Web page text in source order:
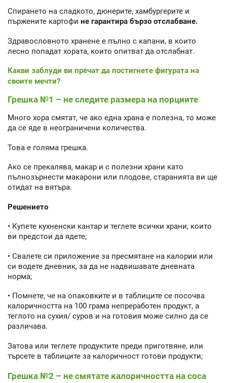
Спирането на сладкото, дюнерите, хамбургерите и
пържените картофи не гарантира бързо отслабване.
Здравословното хранене е пълно с капани, в които
лесно попадат хората, които опитват да отслабнат.
Какви заблуди ви пречат да постигнете фигурата на
своите мечти?
Грешка №1 – не следите размера на порциите
Много хора смятат, че ако една храна е полезна, то може
да се яде в неограничени количества.
Това е голяма грешка.
Ако се прекалява, макар и с полезни храни като
пълнозърнести макарони или плодове, старанията ви ще
отидат на вятъра.
Решението
• Купете кухненски кантар и теглете всички храни, които
ви предстои да ядете;
• Свалете си приложение за пресмятане на калории или
си водете дневник, за да не надвишавате дневната
норма;
• Помнете, че на опаковките и в таблиците се посочва
калоричността на 100 грама непреработен продукт, а
теглото на сухия/ суров и на готовия може силно да се
различава.
Затова или теглете продуктите преди приготвяне, или
търсете в таблиците за калоричност готови продукти;
Грешка №2 – не смятате калоричността на соса